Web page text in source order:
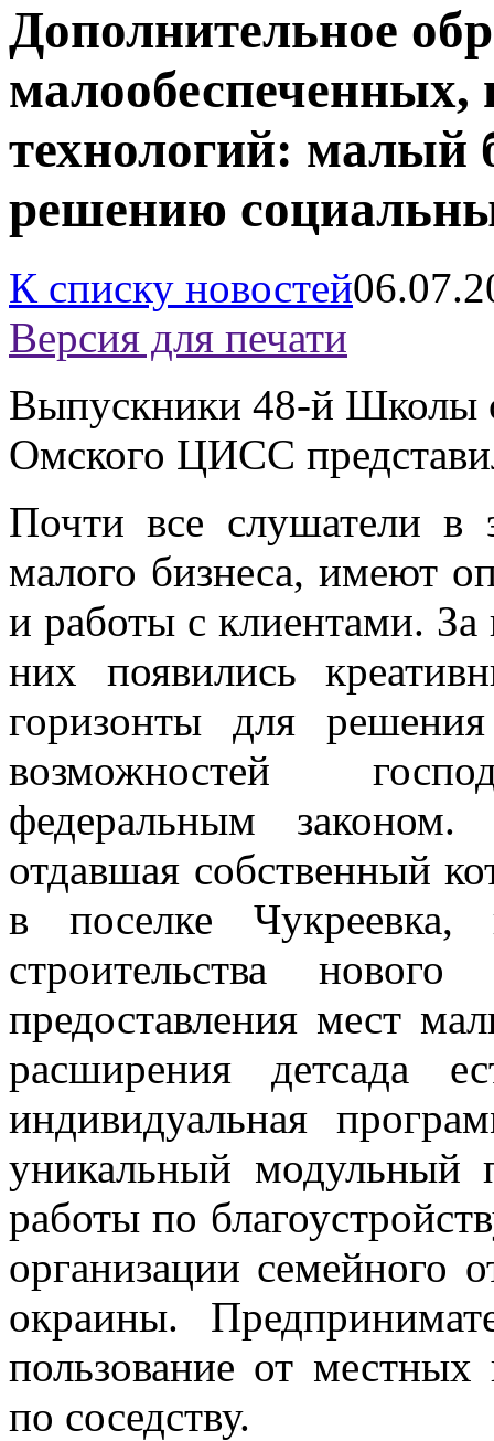
Дополнительное
малообеспеченных,
технологий: малый
решению
К списку новостей
Версия для печати
Выпускники 48-й Школы
Омского ЦИСС
Почти все слушатели
малого бизнеса, имеют
и работы с клиентами.
них появились
горизонты для
возможностей
федеральным законом.
отдавшая собственный
в поселке Чукреевка,
строительства
предоставления мест
расширения детсада
индивидуальная
уникальный модульный
работы по
организации семейного
окраины.
пользование от
по соседству.